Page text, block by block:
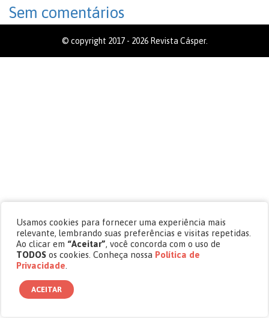
Sem comentários
© copyright 2017 - 2026 Revista Cásper.
Usamos cookies para fornecer uma experiência mais
relevante, lembrando suas preferências e visitas repetidas.
Ao clicar em “Aceitar”, você concorda com o uso de
TODOS os cookies. Conheça nossa Política de
Privacidade
ACEITAR